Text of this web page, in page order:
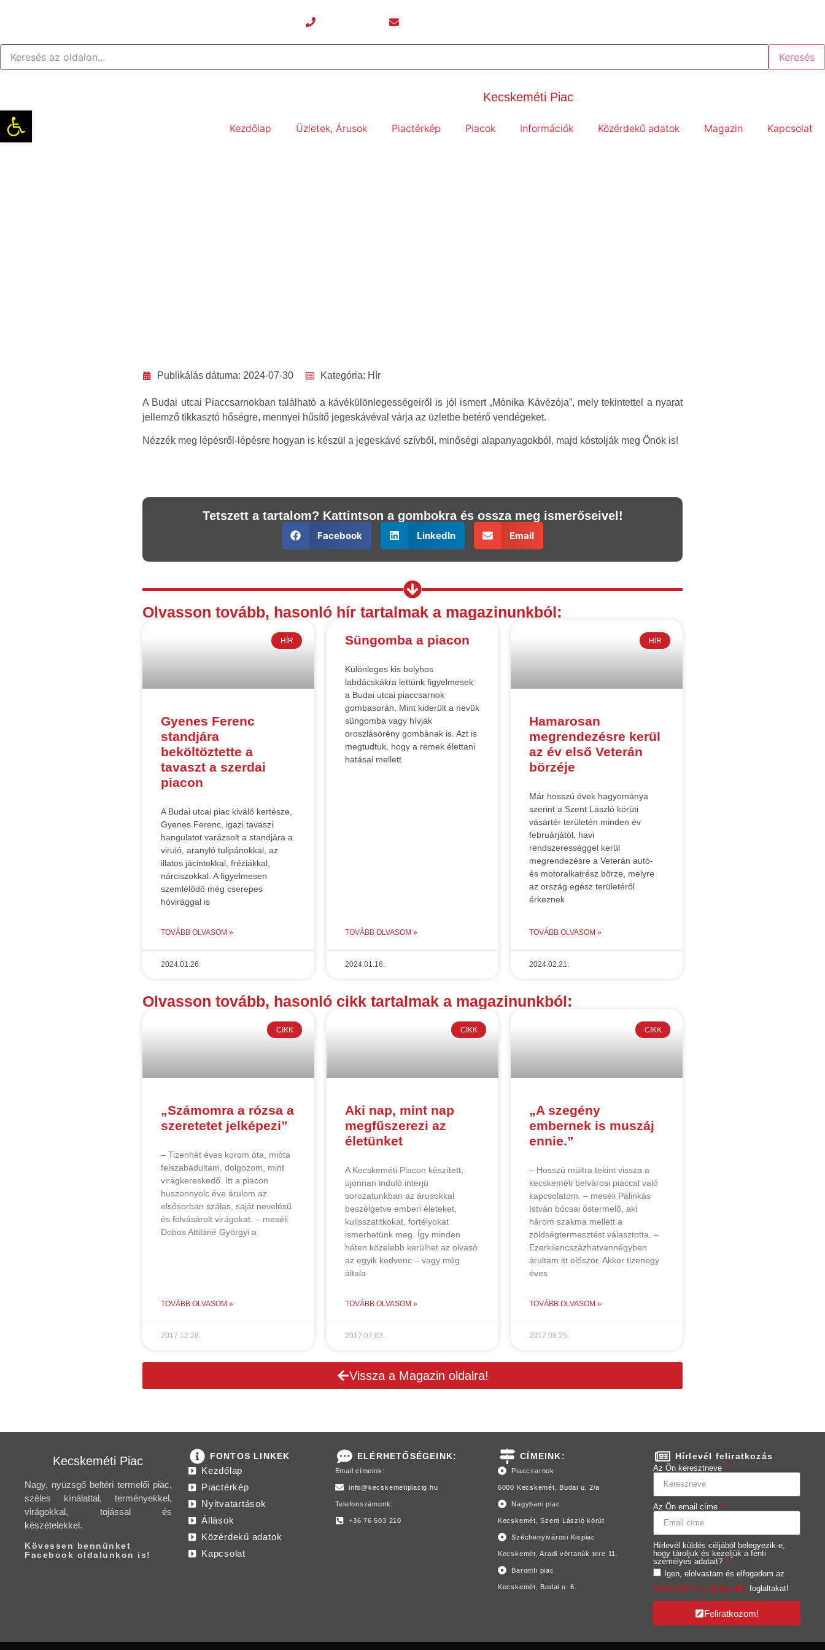
Keresés
Kecskeméti Piac
Kezdőlap Üzletek, Árusok Piactérkép Piacok Információk Közérdekű adatok Magazin Kapcsolat
Publikálás dátuma: 2024-07-30 Kategória: Hír
A Budai utcai Piaccsarnokban található a kávékülönlegességeiről is jól ismert „Mónika Kávézója”, mely tekintettel a nyarat
jellemző tikkasztó hőségre, mennyei hűsítő jegeskávéval várja az üzletbe betérő vendégeket.
Nézzék meg lépésről-lépésre hogyan is készül a jegeskávé szívből, minőségi alapanyagokból, majd kóstolják meg Önök is!
Tetszett a tartalom? Kattintson a gombokra és ossza meg ismerőseivel!
Facebook LinkedIn Email
Olvasson tovább, hasonló hír tartalmak a magazinunkból:
HÍR
Gyenes Ferenc
standjára
beköltöztette a
tavaszt a szerdai
piacon
A Budai utcai piac kiváló kertésze,
Gyenes Ferenc, igazi tavaszi
hangulatot varázsolt a standjára a
viruló, aranyló tulipánokkal, az
illatos jácintokkal, fréziákkal,
nárciszokkal. A figyelmesen
szemlélődő még cserepes
hóvirággal is
TOVÁBB OLVASOM »
2024.01.26.
Süngomba a piacon
Különleges kis bolyhos
labdácskákra lettünk figyelmesek
a Budai utcai piaccsarnok
gombasorán. Mint kiderült a nevük
süngomba vagy hívják
oroszlásörény gombának is. Azt is
megtudtuk, hogy a remek élettani
hatásai mellett
TOVÁBB OLVASOM »
2024.01.16.
HÍR
Hamarosan
megrendezésre kerül
az év első Veterán
börzéje
Már hosszú évek hagyománya
szerint a Szent László körúti
vásártér területén minden év
februárjától, havi
rendszerességgel kerül
megrendezésre a Veterán autó-
és motoralkatrész börze, melyre
az ország egész területéről
érkeznek
TOVÁBB OLVASOM »
2024.02.21.
Olvasson tovább, hasonló cikk tartalmak a magazinunkból:
CIKK
„Számomra a rózsa a
szeretetet jelképezi”
– Tizenhét éves korom óta, mióta
felszabadultam, dolgozom, mint
virágkereskedő. Itt a piacon
huszonnyolc éve árulom az
elsősorban szálas, saját nevelésű
és felvásárolt virágokat. – meséli
Dobos Attiláné Györgyi a
TOVÁBB OLVASOM »
2017.12.28.
CIKK
Aki nap, mint nap
megfűszerezi az
életünket
A Kecskeméti Piacon készített,
újonnan induló interjú
sorozatunkban az árusokkal
beszélgetve emberi életeket,
kulisszatitkokat, fortélyokat
ismerhetünk meg. Így minden
héten közelebb kerülhet az olvasó
az egyik kedvenc – vagy még
általa
TOVÁBB OLVASOM »
2017.07.03.
CIKK
„A szegény
embernek is muszáj
ennie.”
– Hosszú múltra tekint vissza a
kecskeméti belvárosi piaccal való
kapcsolatom. – meséli Pálinkás
István bócsai őstermelő, aki
három szakma mellett a
zöldségtermesztést választotta. –
Ezerkilencszázhatvannégyben
árultam itt először. Akkor tizenegy
éves
TOVÁBB OLVASOM »
2017.08.25.
Vissza a Magazin oldalra!
Kecskeméti Piac
Nagy, nyüzsgő beltéri termelői piac,
széles kínálattal, terményekkel,
virágokkal, tojással és
készételekkel.
Kövessen bennünket
Facebook oldalunkon is!
FONTOS LINKEK
Kezdőlap
Piactérkép
Nyitvatartások
Állások
Közérdekű adatok
Kapcsolat
ELÉRHETŐSÉGEINK:
Email címeink:
info@kecskemetipiacig.hu
Telefonszámunk:
+36 76 503 210
CÍMEINK:
Piaccsarnok
6000 Kecskemét, Budai u. 2/a
Nagybani piac
Kecskemét, Szent László körút
Széchenyivárosi Kispiac
Kecskemét, Aradi vértanúk tere 11.
Baromfi piac
Kecskemét, Budai u. 6.
Hírlevél feliratkozás
Az Ön keresztneve
Az Ön email címe
Hírlevél küldés céljából belegyezik-e,
hogy tároljuk és kezeljük a fenti
személyes adatait?
Igen, elolvastam és elfogadom az
Adatvédelmi szabályzatbafoglaltakat!
Feliratkozom!
Eszköztár megnyitása